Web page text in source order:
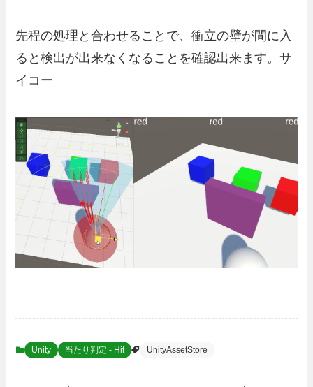
先程の処理と合わせることで、衝立の壁が間に入
ると検出が出来なくなることを確認出来ます。サ
イコー
Unity 当たり判定 - Hit UnityAssetStore